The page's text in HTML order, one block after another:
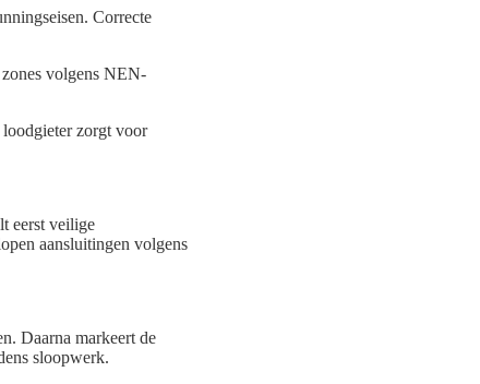
Correcte
volgens NEN-
zorgt voor
eerst veilige
aansluitingen volgens
Daarna markeert de
sloopwerk.